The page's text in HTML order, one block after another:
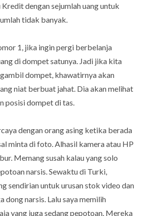
dengan sejumlah uang untuk
tidak banyak.
1, jika ingin pergi berbelanja
di dompet satunya. Jadi jika kita
dompet, khawatirnya akan
niat berbuat jahat. Dia akan melihat
posisi dompet di tas.
dengan orang asing ketika berada
minta di foto. Alhasil kamera atau HP
Memang susah kalau yang solo
narsis. Sewaktu di Turki,
sendirian untuk urusan stok video dan
dong narsis. Lalu saya memilih
yang juga sedang pepotoan. Mereka